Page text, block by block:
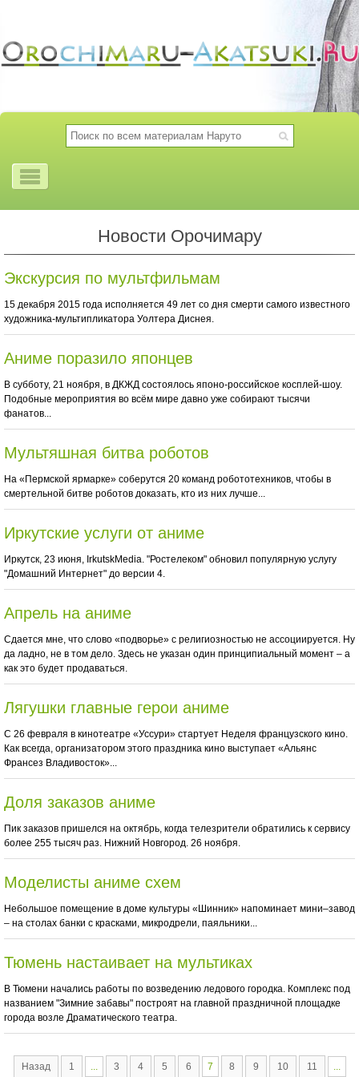
Новости Орочимару
Экскурсия по мультфильмам
15 декабря 2015 года исполняется 49 лет со дня смерти самого известного
художника-мультипликатора Уолтера Диснея.
Аниме поразило японцев
В субботу, 21 ноября, в ДКЖД состоялось японо-российское косплей-шоу.
Подобные мероприятия во всём мире давно уже собирают тысячи
фанатов...
Мультяшная битва роботов
На «Пермской ярмарке» соберутся 20 команд робототехников, чтобы в
смертельной битве роботов доказать, кто из них лучше...
Иркутские услуги от аниме
Иркутск, 23 июня, IrkutskMedia. "Ростелеком" обновил популярную услугу
"Домашний Интернет" до версии 4.
Апрель на аниме
Сдается мне, что слово «подворье» с религиозностью не ассоциируется. Ну
да ладно, не в том дело. Здесь не указан один принципиальный момент – а
как это будет продаваться.
Лягушки главные герои аниме
С 26 февраля в кинотеатре «Уссури» стартует Неделя французского кино.
Как всегда, организатором этого праздника кино выступает «Альянс
Франсез Владивосток»...
Доля заказов аниме
Пик заказов пришелся на октябрь, когда телезрители обратились к сервису
более 255 тысяч раз. Нижний Новгород. 26 ноября.
Моделисты аниме схем
Небольшое помещение в доме культуры «Шинник» напоминает мини–завод
– на столах банки с красками, микродрели, паяльники...
Тюмень настаивает на мультиках
В Тюмени начались работы по возведению ледового городка. Комплекс под
названием "Зимние забавы" построят на главной праздничной площадке
города возле Драматического театра.
Назад 1 ... 3 4 5 6 7 8 9 10 11 ...